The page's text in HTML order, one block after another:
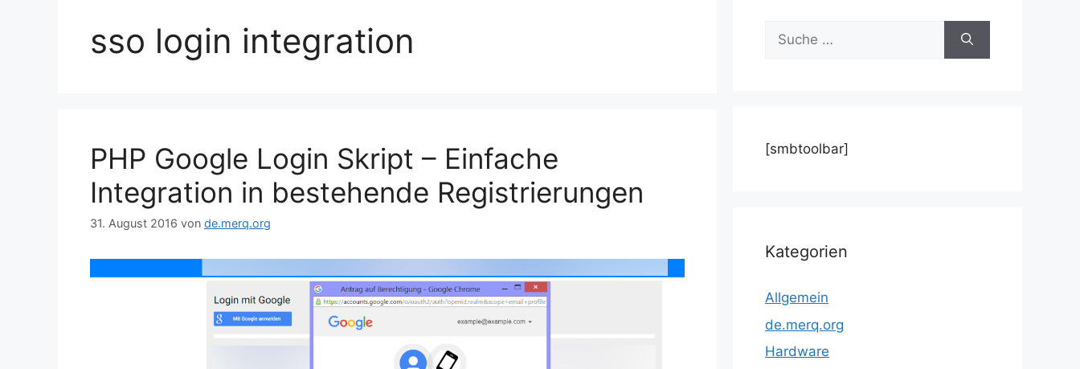
sso login integration
PHP Google Login Skript – Einfache
Integration in bestehende Registrierungen
31. August 2016 von de.merq.org
Suche
nach:
[smbtoolbar]
Kategorien
Allgemein
de.merq.org
Hardware